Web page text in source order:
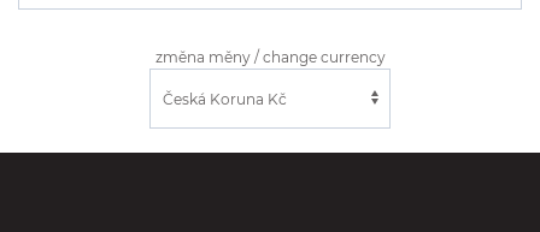
změna měny / change currency